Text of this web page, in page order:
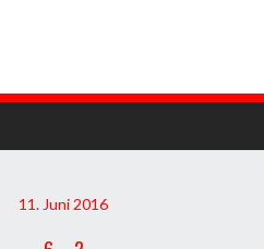
11. Juni 2016